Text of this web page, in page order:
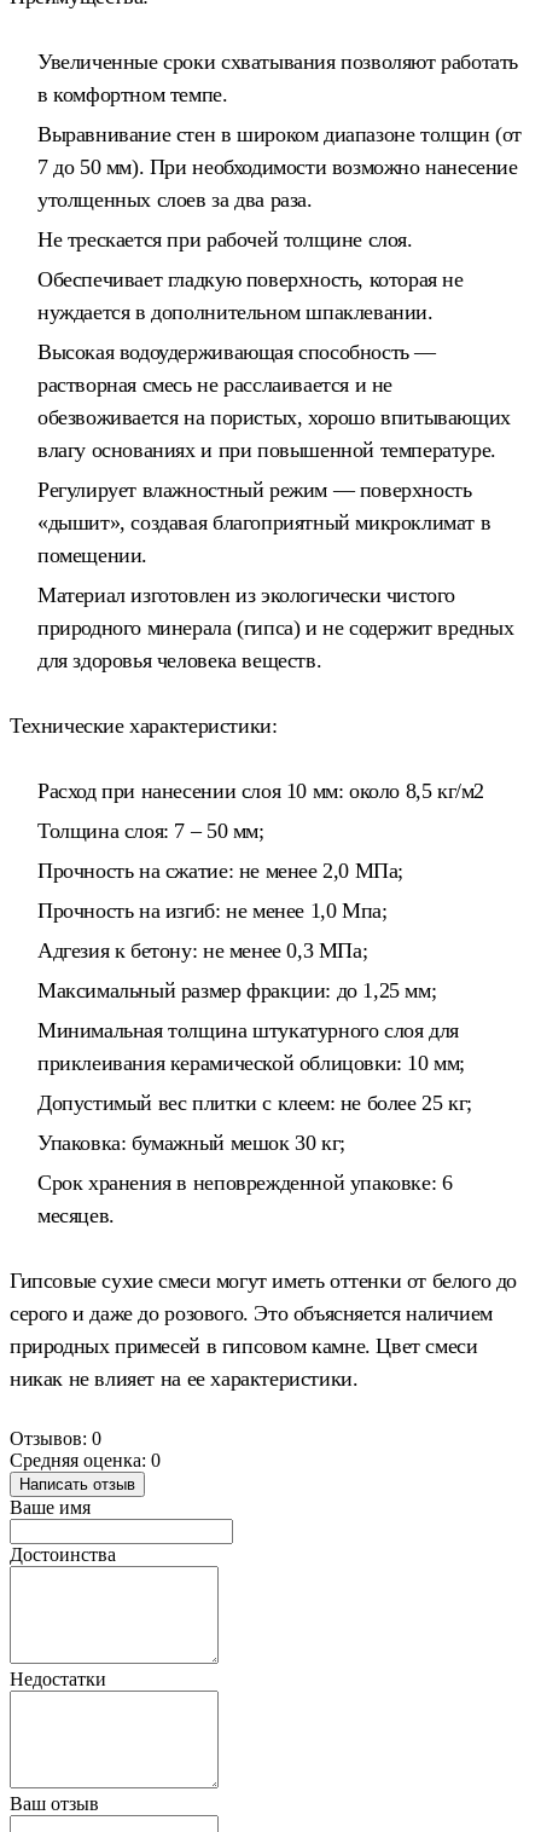
Увеличенные сроки схватывания позволяют работать
в комфортном темпе.
Выравнивание стен в широком диапазоне толщин (от
7 до 50 мм). При необходимости возможно нанесение
утолщенных слоев за два раза.
Не трескается при рабочей толщине слоя.
Обеспечивает гладкую поверхность, которая не
нуждается в дополнительном шпаклевании.
Высокая водоудерживающая способность —
растворная смесь не расслаивается и не
обезвоживается на пористых, хорошо впитывающих
влагу основаниях и при повышенной температуре.
Регулирует влажностный режим — поверхность
«дышит», создавая благоприятный микроклимат в
помещении.
Материал изготовлен из экологически чистого
природного минерала (гипса) и не содержит вредных
для здоровья человека веществ.
Технические характеристики:
Расход при нанесении слоя 10 мм: около 8,5 кг/м2
Толщина слоя: 7 – 50 мм;
Прочность на сжатие: не менее 2,0 МПа;
Прочность на изгиб: не менее 1,0 Мпа;
Адгезия к бетону: не менее 0,3 МПа;
Максимальный размер фракции: до 1,25 мм;
Минимальная толщина штукатурного слоя для
приклеивания керамической облицовки: 10 мм;
Допустимый вес плитки с клеем: не более 25 кг;
Упаковка: бумажный мешок 30 кг;
Срок хранения в неповрежденной упаковке: 6
месяцев.
Гипсовые сухие смеси могут иметь оттенки от белого до
серого и даже до розового. Это объясняется наличием
природных примесей в гипсовом камне. Цвет смеси
никак не влияет на ее характеристики.
Отзывов: 0
Средняя оценка: 0
Написать отзыв
Ваше имя
Достоинства
Недостатки
Ваш отзыв